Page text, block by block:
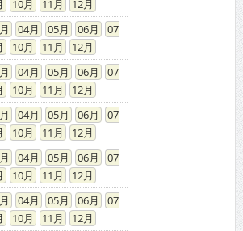
10 11
12
04 05 06
07
10 11
12
04 05 06
07
10 11
12
04 05 06
07
10 11
12
04 05 06
07
10 11
12
04 05 06
07
10 11
12